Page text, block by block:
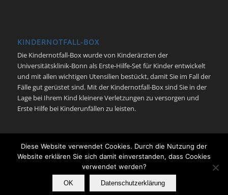
KINDERNOTFALL-BOX
Die Kindernotfall-Box wurde von Kinderärzten der
Universitätsklinik-Bonn als Erste-Hilfe-Set für Kinder entwickelt
und mit allen wichtigen Utensilien bestückt, damit Sie im Fall der
Fälle gut gerüstet sind. Mit der Kindernotfall-Box sind Sie in der
Lage bei Ihrem Kind kleinere Verletzungen zu versorgen und
Erste Hilfe bei Kinderunfällen zu leisten.
© Kindernotfall Bonn - Neonatologie | Pädiatrische Intensivmedizin |
Diese Website verwendet Cookies. Durch die Nutzung der
Website erklären Sie sich damit einverstanden, dass Cookies
verwendet werden?
OK Datenschutzerklärung